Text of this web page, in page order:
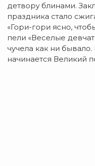
детвору блинами.
праздника стало
«Гори-гори ясно,
пели «Веселые
чучела как ни
начинается Великий